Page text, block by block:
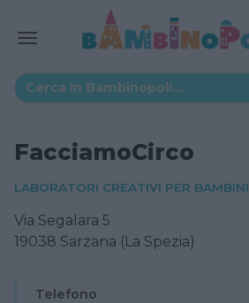
FacciamoCirco
LABORATORI CREATIVI PER BAMBINI
Via Segalara 5
19038 Sarzana (La Spezia)
Telefono